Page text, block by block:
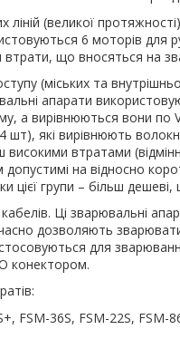
ліній (великої
6 моторів для
втрати, що вносяться на
(міських та
апарати
вирівнюються вони по V-
які вирівнюють
втратами
на відносно
цієї групи – більш
Ці зварювальні
дозволяють
для
конектором.
FSM-36S, FSM-22S, FSM-